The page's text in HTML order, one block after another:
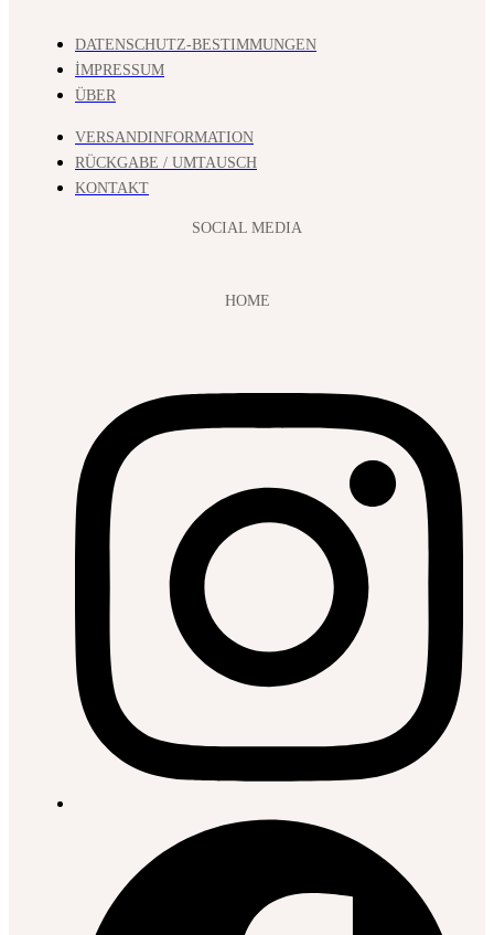
DATENSCHUTZ-BESTIMMUNGEN
İMPRESSUM
ÜBER
VERSANDINFORMATION
RÜCKGABE / UMTAUSCH
KONTAKT
SOCIAL MEDIA
HOME